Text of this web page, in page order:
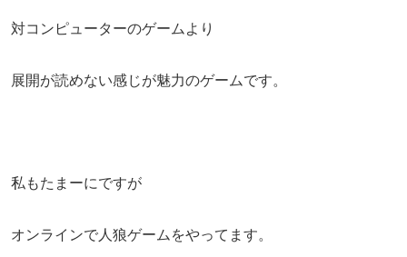
対コンピューターのゲームより
展開が読めない感じが魅力のゲームです。
私もたまーにですが
オンラインで人狼ゲームをやってます。